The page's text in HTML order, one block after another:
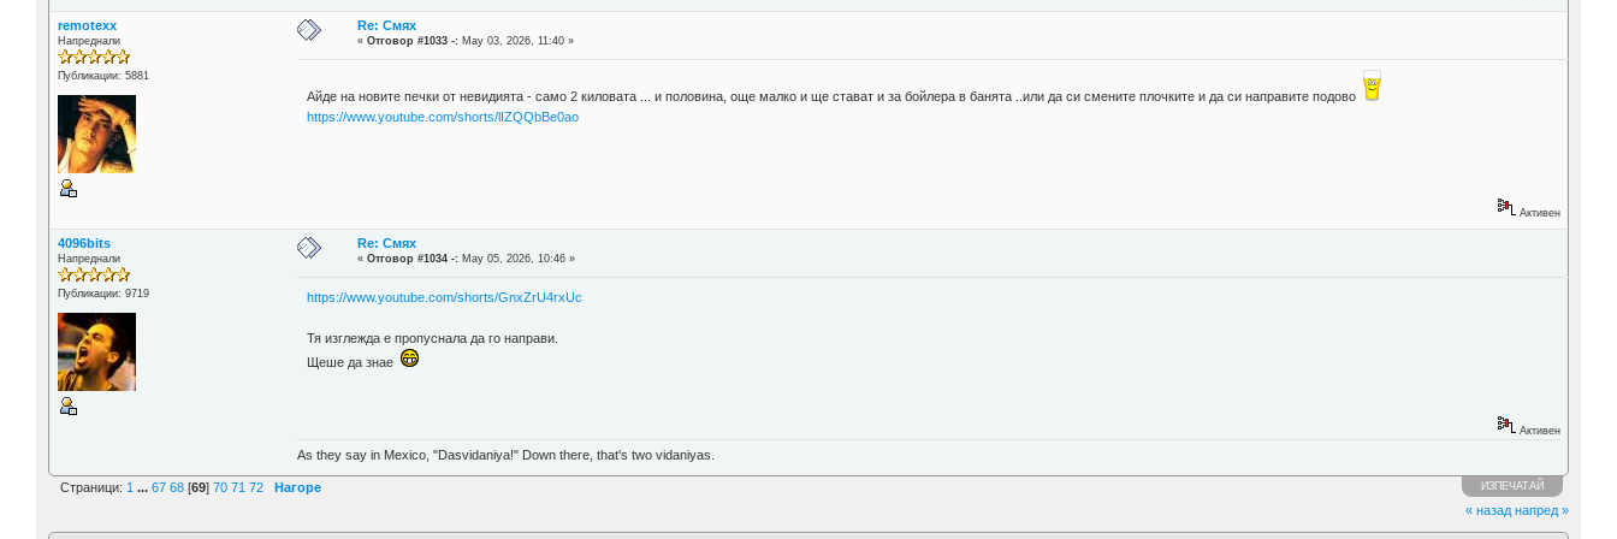
remotexx
Напреднали
Публикации: 5881
Re: Смях
«Отговор #1033 -: May 03, 2026, 11:40 »
Айде на новите печки от невидията - само 2 киловата ... и половина, още малко и ще стават и за бойлера в банята ..или да си смените плочките и да си направите подово
https://www.youtube.com/shorts/lIZQQbBe0ao
Активен
4096bits
Напреднали
Публикации: 9719
Re: Смях
«Отговор #1034 -: May 05, 2026, 10:46 »
https://www.youtube.com/shorts/GnxZrU4rxUc
Тя изглежда е пропуснала да го направи.
Щеше да знае
Активен
As they say in Mexico, "Dasvidaniya!" Down there, that's two vidaniyas.
Страници: 1 ... 67 68 [69] 70 71 72 Нагоре ИЗПЕЧАТАЙ
« назад напред »